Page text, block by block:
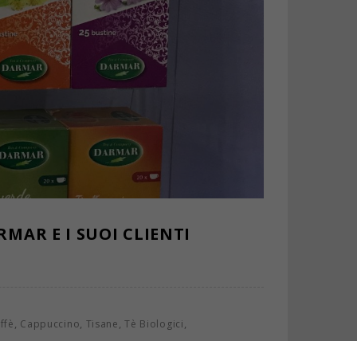
E I SUOI CLIENTI
, Cappuccino, Tisane,Tè Biologici,